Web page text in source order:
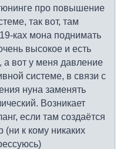
про повышение
так вот, там
ках мона поднимать
высокое и есть
а вот у меня давление
системе, в связи с
нуна заменять
Возникает
если там создаётся
(ни к кому никаких